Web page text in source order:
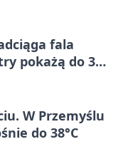
fala
pokażą do 36
W Przemyślu
do 38°C